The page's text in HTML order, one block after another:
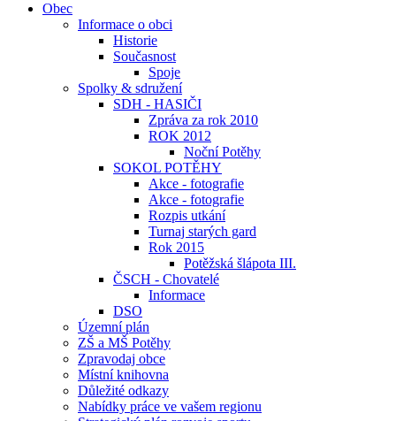
Obec
Informace o obci
Historie
Současnost
Spoje
Spolky & sdružení
SDH - HASIČI
Zpráva za rok 2010
ROK 2012
Noční Potěhy
SOKOL POTĚHY
Akce - fotografie
Akce - fotografie
Rozpis utkání
Turnaj starých gard
Rok 2015
Potěžská šlápota III.
ČSCH - Chovatelé
Informace
DSO
Územní plán
ZŠ a MŠ Potěhy
Zpravodaj obce
Místní knihovna
Důležité odkazy
Nabídky práce ve vašem regionu